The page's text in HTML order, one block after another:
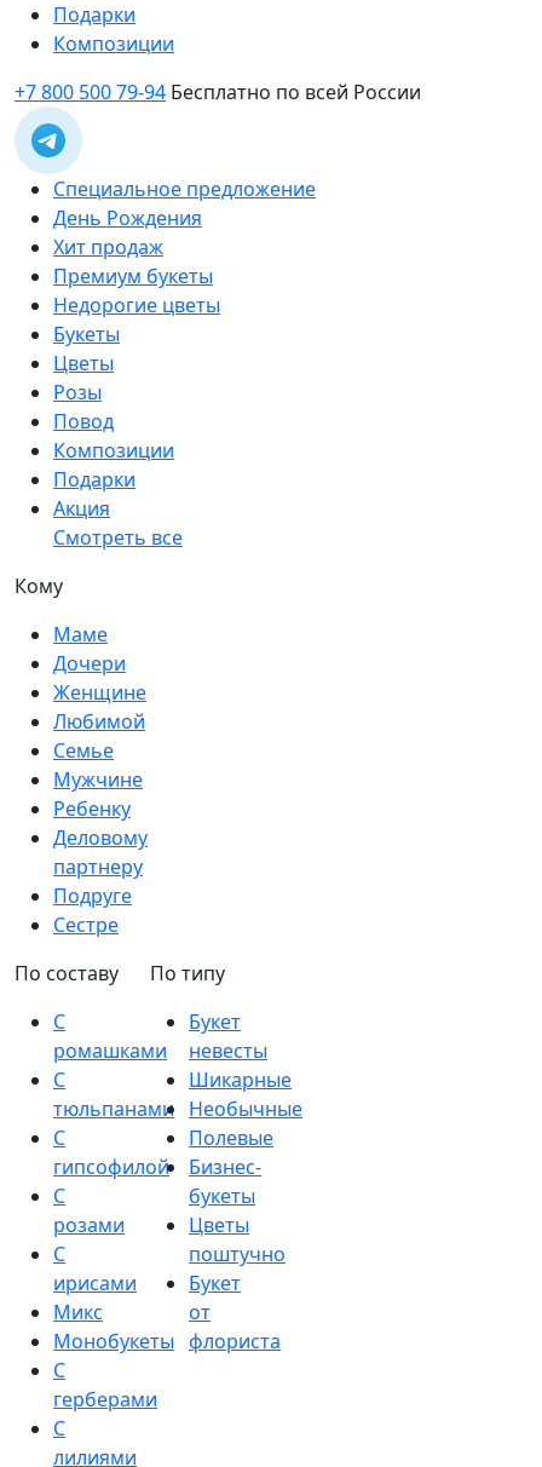
Подарки
Композиции
+7 800 500 79-94 Бесплатно по всей России
Специальное предложение
День Рождения
Хит продаж
Премиум букеты
Недорогие цветы
Букеты
Цветы
Розы
Повод
Композиции
Подарки
Акция
Смотреть все
Кому
Маме
Дочери
Женщине
Любимой
Семье
Мужчине
Ребенку
Деловому
партнеру
Подруге
Сестре
По составу
С
ромашками
С
тюльпанами
С
гипсофилой
С
розами
С
ирисами
Микс
Монобукеты
С
герберами
С
лилиями
По типу
Букет
невесты
Шикарные
Необычные
Полевые
Бизнес-
букеты
Цветы
поштучно
Букет
от
флориста